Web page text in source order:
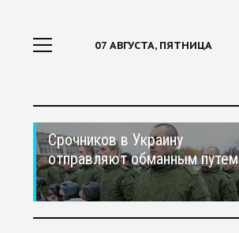
07 АВГУСТА, ПЯТНИЦА
Срочников в Украину
отправляют обманным путем